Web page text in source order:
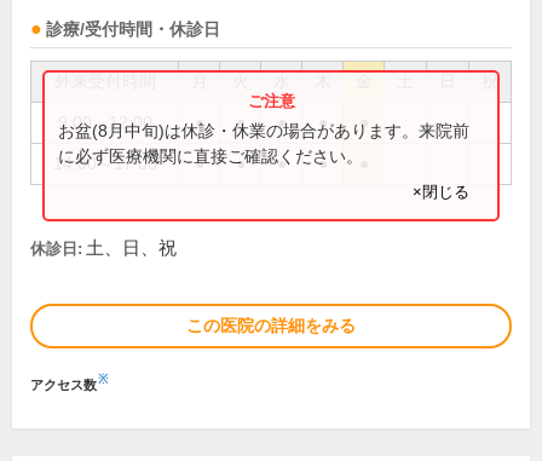
診療/受付時間・休診日
祝
9:00～12:00 ● ● ● ● ●
14:00～17:00 ● ● ● ●
お盆(8月中旬)は休診・休業の場合があります。来院前
に必ず医療機関に直接ご確認ください。
×閉じる
休診日: 土、日、祝
この医院の詳細をみる
アクセス数※